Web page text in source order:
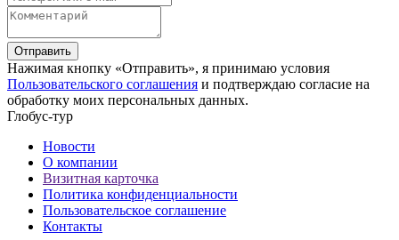
Отправить
Нажимая кнопку «Отправить», я принимаю условия
Пользовательского соглашения и подтверждаю согласие на
обработку моих персональных данных.
Глобус-тур
Новости
О компании
Визитная карточка
Политика конфиденциальности
Пользовательское соглашение
Контакты